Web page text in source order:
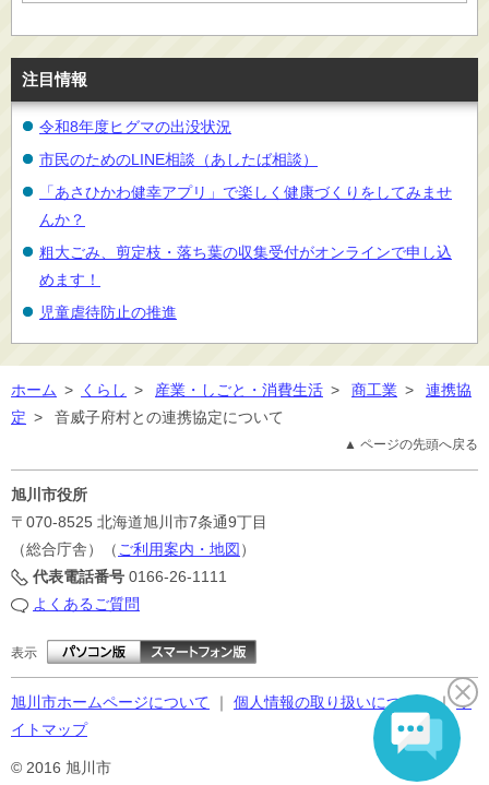
注目情報
令和8年度ヒグマの出没状況
市民のためのLINE相談（あしたば相談）
「あさひかわ健幸アプリ」で楽しく健康づくりをしてみませ
んか？
粗大ごみ、剪定枝・落ち葉の収集受付がオンラインで申し込
めます！
児童虐待防止の推進
ホーム > くらし > 産業・しごと・消費生活 > 商工業 >
連携協
定 > 音威子府村との連携協定について
▲ ページの先頭へ戻る
旭川市役所
〒070-8525 北海道旭川市7条通9丁目
（総合庁舎）（ ご利用案内・地図 ）
代表電話番号 0166-26-1111
よくあるご質問
表示
旭川市ホームページについて ｜ 個人情報の取り扱いについて｜サ
イトマップ
© 2016 旭川市